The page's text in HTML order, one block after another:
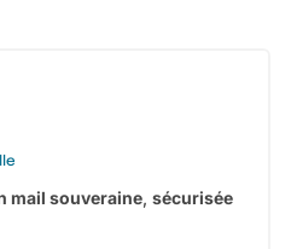
mail souveraine,sécurisée